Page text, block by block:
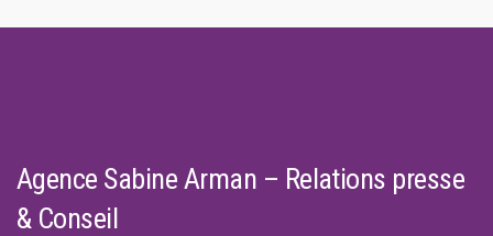
Agence Sabine Arman – Relations presse
& Conseil